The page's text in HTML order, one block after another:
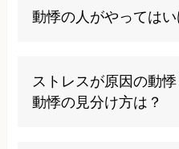
より改善可能ですが、
原因の場合は専門的な
動悸の人がやっては
過度のストレスは避け
我慢し続けることも危
す。
ストレスが原因の動
動悸の見分け方は？